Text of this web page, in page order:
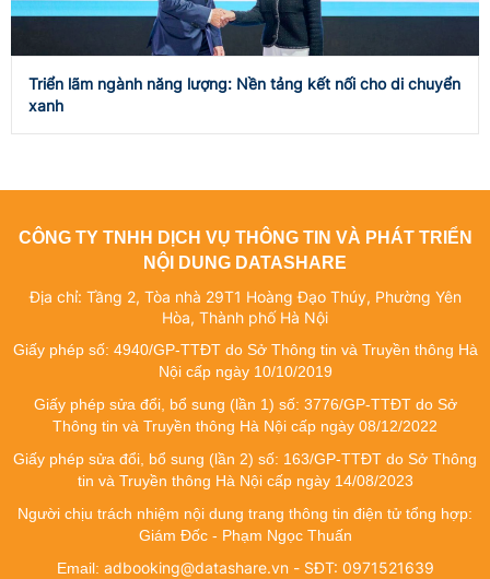
Triển lãm ngành năng lượng: Nền tảng kết nối cho di chuyển
xanh
CÔNG TY TNHH DỊCH VỤ THÔNG TIN VÀ PHÁT TRIỂN
NỘI DUNG DATASHARE
Địa chỉ: Tầng 2, Tòa nhà 29T1 Hoàng Đạo Thúy, Phường Yên
Hòa, Thành phố Hà Nội
Giấy phép số: 4940/GP-TTĐT do Sở Thông tin và Truyền thông Hà
Nội cấp ngày 10/10/2019
Giấy phép sửa đổi, bổ sung (lần 1) số: 3776/GP-TTĐT do Sở
Thông tin và Truyền thông Hà Nội cấp ngày 08/12/2022
Giấy phép sửa đổi, bổ sung (lần 2) số: 163/GP-TTĐT do Sở Thông
tin và Truyền thông Hà Nội cấp ngày 14/08/2023
Người chịu trách nhiệm nội dung trang thông tin điện tử tổng hợp:
Giám Đốc - Phạm Ngọc Thuấn
Email: adbooking@datashare.vn - SĐT: 0971521639